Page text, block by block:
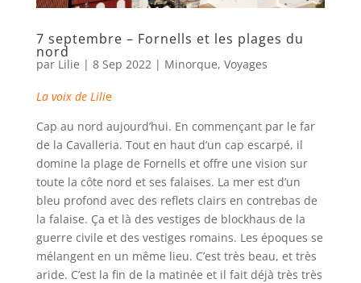
7 septembre – Fornells et les plages du
nord
par Lilie | 8 Sep 2022 | Minorque, Voyages
La voix de Lilie
Cap au nord aujourd’hui. En commençant par le far
de la Cavalleria. Tout en haut d’un cap escarpé, il
domine la plage de Fornells et offre une vision sur
toute la côte nord et ses falaises. La mer est d’un
bleu profond avec des reflets clairs en contrebas de
la falaise. Ça et là des vestiges de blockhaus de la
guerre civile et des vestiges romains. Les époques se
mélangent en un même lieu. C’est très beau, et très
aride. C’est la fin de la matinée et il fait déjà très très